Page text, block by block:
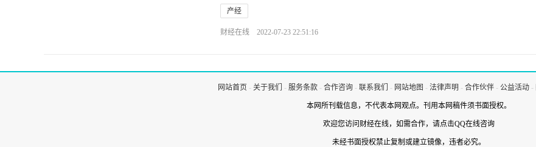
产经
财经在线 2022-07-23 22:51:16
网站首页 - 关于我们 - 服务条款 - 合作咨询 - 联系我们 - 网站地图 - 法律声明 - 合作伙伴 - 公益活动 -
本网所刊载信息，不代表本网观点。刊用本网稿件须书面授权。
欢迎您访问财经在线，如需合作， 请点击QQ在线咨询
未经书面授权禁止复制或建立镜像，违者必究。